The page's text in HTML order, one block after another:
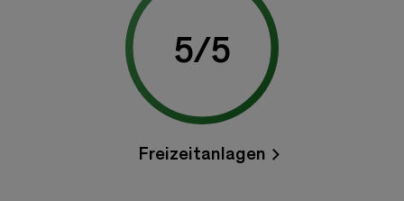
5/5
Freizeitanlagen